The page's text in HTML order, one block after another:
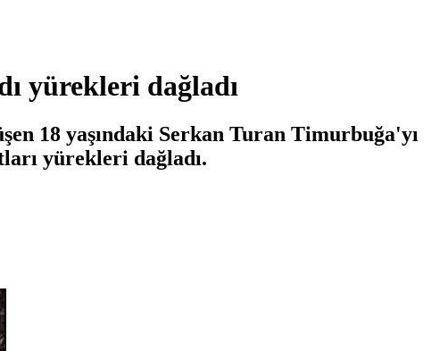
yürekleri dağladı
18 yaşındaki Serkan Turan Timurbuğa'yı
yürekleri dağladı.